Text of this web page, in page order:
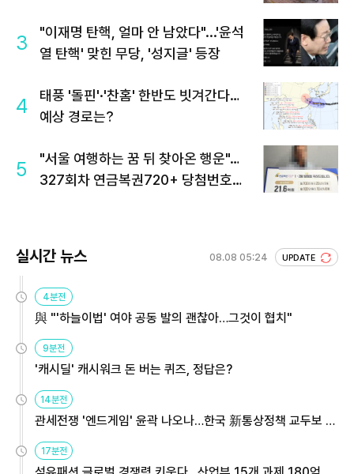
3
"이재명 탄핵, 얼마 안 남았다"...'윤석
열 탄핵' 맞힌 무당, '성지글' 등장
4
태풍 '돌핀'·'찬홈' 한반도 빗겨간다…
예상 경로는?
5
"서울 여행하는 꿈 뒤 찾아온 행운"…
327회차 연금복권720+ 당첨번호조
실시간 뉴스 08.08 05:24 UPDATE
4분전
與 "'하늘이법' 여야 공동 발의 괜찮아…그것이 협치"
9분전
'캐시딜' 캐시워크 돈 버는 퀴즈, 정답은?
14분전
관세전쟁 '엔드게임' 윤곽 나오나…한국 新통상정책 교두보 활
용해야
17분전